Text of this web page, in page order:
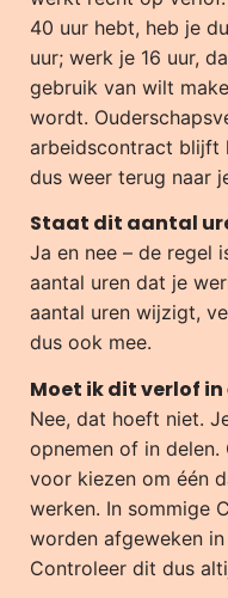
40 uur hebt, heb je
uur; werk je 16 uur,
gebruik van wilt
wordt.
arbeidscontract blijft
dus weer terug naar
Staat dit aantal
Ja en nee – de regel
aantal uren dat je
aantal uren wijzigt,
dus ook mee.
Moet ik dit verlof in
Nee, dat hoeft niet.
opnemen of in
voor kiezen om één
werken. In sommige
worden afgeweken
Controleer dit dus